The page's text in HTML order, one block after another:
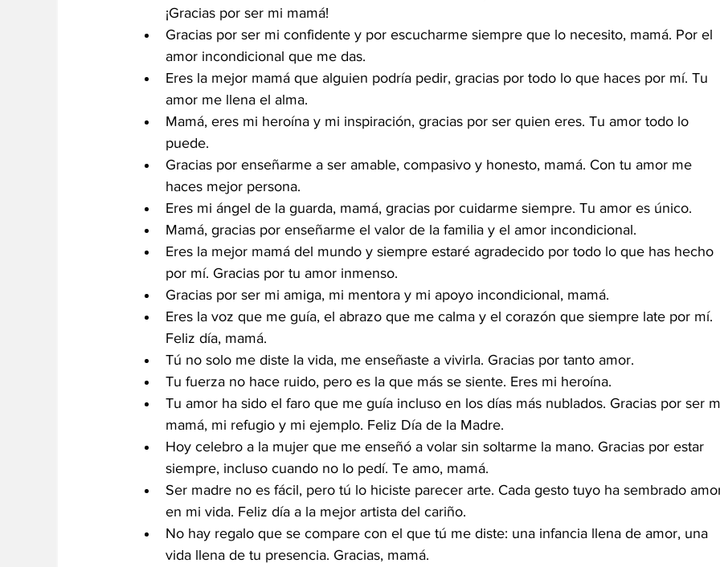
¡Gracias por ser mi mamá!
Gracias por ser mi confidente y por escucharme siempre que lo necesito, mamá. Por el
amor incondicional que me das.
Eres la mejor mamá que alguien podría pedir, gracias por todo lo que haces por mí. Tu
amor me llena el alma.
Mamá, eres mi heroína y mi inspiración, gracias por ser quien eres. Tu amor todo lo
puede.
Gracias por enseñarme a ser amable, compasivo y honesto, mamá. Con tu amor me
haces mejor persona.
Eres mi ángel de la guarda, mamá, gracias por cuidarme siempre. Tu amor es único.
Mamá, gracias por enseñarme el valor de la familia y el amor incondicional.
Eres la mejor mamá del mundo y siempre estaré agradecido por todo lo que has hecho
por mí. Gracias por tu amor inmenso.
Gracias por ser mi amiga, mi mentora y mi apoyo incondicional, mamá.
Eres la voz que me guía, el abrazo que me calma y el corazón que siempre late por mí.
Feliz día, mamá.
Tú no solo me diste la vida, me enseñaste a vivirla. Gracias por tanto amor.
Tu fuerza no hace ruido, pero es la que más se siente. Eres mi heroína.
Tu amor ha sido el faro que me guía incluso en los días más nublados. Gracias por ser
mamá, mi refugio y mi ejemplo. Feliz Día de la Madre.
Hoy celebro a la mujer que me enseñó a volar sin soltarme la mano. Gracias por estar
siempre, incluso cuando no lo pedí. Te amo, mamá.
Ser madre no es fácil, pero tú lo hiciste parecer arte. Cada gesto tuyo ha sembrado
en mi vida. Feliz día a la mejor artista del cariño.
No hay regalo que se compare con el que tú me diste: una infancia llena de amor, una
vida llena de tu presencia. Gracias, mamá.